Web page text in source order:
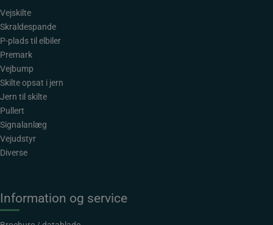
Vejskilte
Skraldespande
P-plads til elbiler
Premark
Vejbump
Skilte opsat i jern
Jern til skilte
Pullert
Signalanlæg
Vejudstyr
Diverse
Information og service